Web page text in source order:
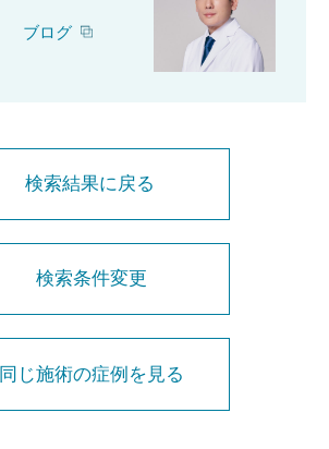
ブログ
検索結果に戻る
検索条件変更
同じ施術の症例を見る